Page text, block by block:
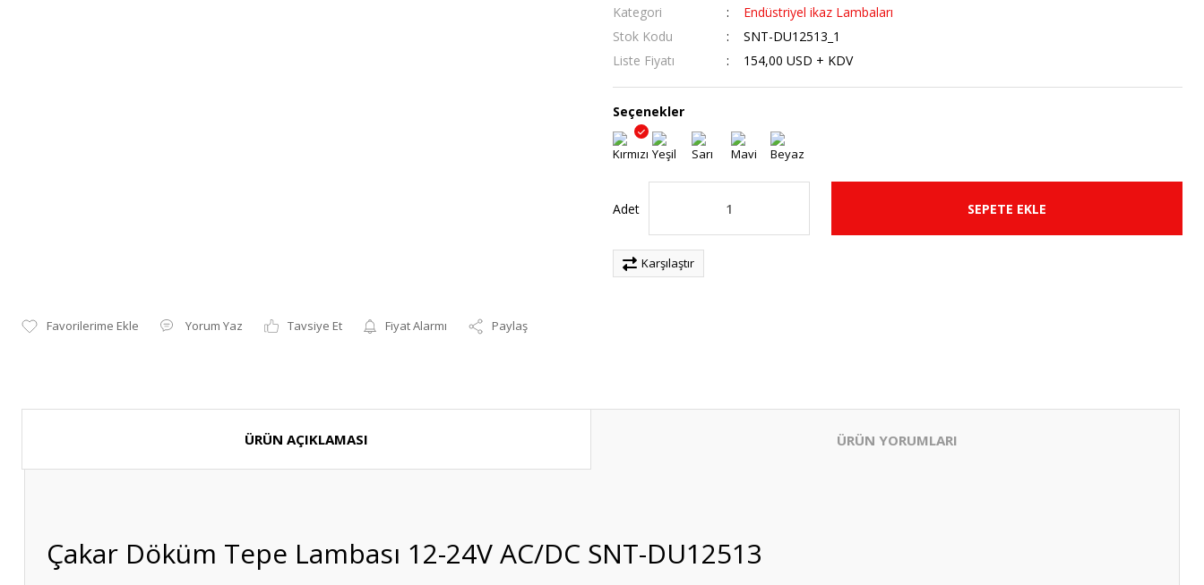
Yorum Yaz Tavsiye Et Fiyat Alarmı Paylaş
Kategori
Endüstriyel ikaz Lambaları
Stok Kodu
SNT-DU12513_1
Liste Fiyatı
154,00 USD + KDV
Seçenekler
Adet SEPETE EKLE
Karşılaştır
ÜRÜN AÇIKLAMASI ÜRÜN YORUMLARI
Çakar Döküm Tepe Lambası 12-24V AC/DC SNT-DU12513